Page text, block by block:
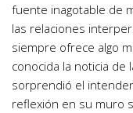
fuente inagotable de
las relaciones
siempre ofrece algo
conocida la noticia de
sorprendió el
reflexión en su muro